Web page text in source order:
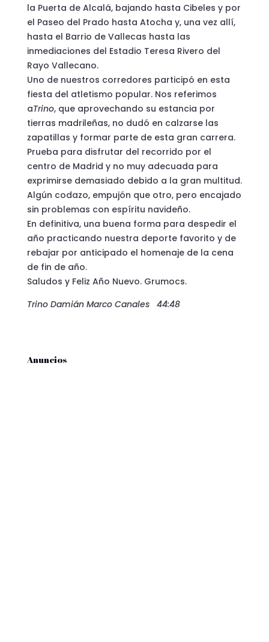
la Puerta de Alcalá, bajando hasta Cibeles y por
el Paseo del Prado hasta Atocha y, una vez allí,
hasta el Barrio de Vallecas hasta las
inmediaciones del Estadio Teresa Rivero del
Rayo Vallecano.
Uno de nuestros corredores participó en esta
fiesta del atletismo popular. Nos referimos
aTrino, que aprovechando su estancia por
tierras madrileñas, no dudó en calzarse las
zapatillas y formar parte de esta gran carrera.
Prueba para disfrutar del recorrido por el
centro de Madrid y no muy adecuada para
exprimirse demasiado debido a la gran multitud.
Algún codazo, empujón que otro, pero encajado
sin problemas con espíritu navideño.
En definitiva, una buena forma para despedir el
año practicando nuestra deporte favorito y de
rebajar por anticipado el homenaje de la cena
de fin de año.
Saludos y Feliz Año Nuevo. Grumocs.
Trino Damián Marco Canales 44:48
Anuncios